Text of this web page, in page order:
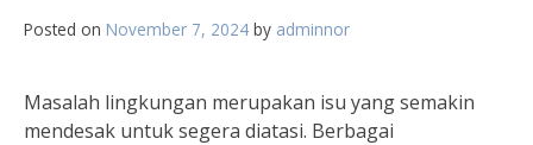
Posted on November 7, 2024 by adminnor
Masalah lingkungan merupakan isu yang semakin
mendesak untuk segera diatasi. Berbagai